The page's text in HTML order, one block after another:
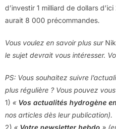
d’investir 1 milliard de dollars
aurait 8 000 précommandes.
Vous voulez en savoir plus sur
le sujet devrait vous intéresser.
PS: Vous souhaitez suivre
plus régulière ? Vous pouvez
1) « Vos actualités hydrogène
nos articles dès leur publication).
2) « Votre newsletter hebdo »